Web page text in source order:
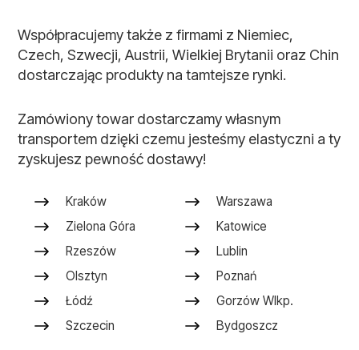
Współpracujemy także z firmami z Niemiec,
Czech, Szwecji, Austrii, Wielkiej Brytanii oraz Chin
dostarczając produkty na tamtejsze rynki.
Zamówiony towar dostarczamy własnym
transportem dzięki czemu jesteśmy elastyczni a ty
zyskujesz pewność dostawy!
Kraków
Zielona Góra
Rzeszów
Olsztyn
Łódź
Szczecin
Warszawa
Katowice
Lublin
Poznań
Gorzów Wlkp.
Bydgoszcz